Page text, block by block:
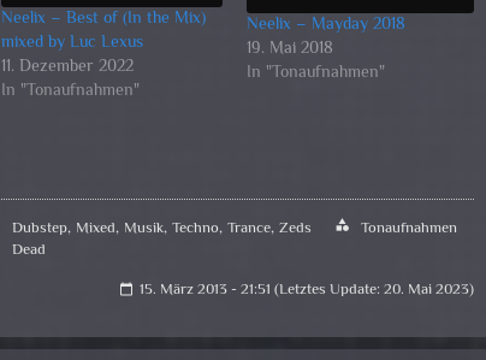
Neelix – Best of (In the Mix)
mixed by Luc Lexus
11. Dezember 2022
In "Tonaufnahmen"
Neelix – Mayday 2018
19. Mai 2018
In "Tonaufnahmen"
Dubstep, Mixed, Musik,Techno,Trance,Zeds
Dead
category Tonaufnahmen
calendar_today 15. März 2013 - 21:51 (Letztes Update: 20. Mai 2023)